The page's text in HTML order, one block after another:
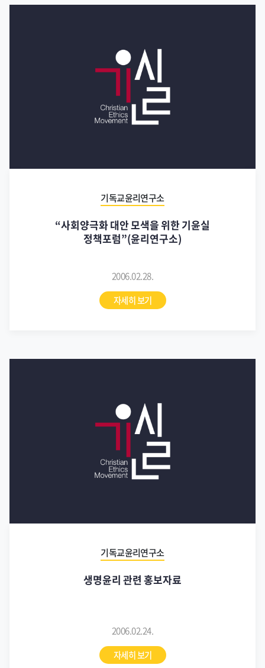
기독교윤리연구소
“사회양극화 대안 모색을 위한 기윤실
정책포럼”(윤리연구소)
2006.02.28.
자세히 보기
기독교윤리연구소
생명윤리 관련 홍보자료
2006.02.24.
자세히 보기